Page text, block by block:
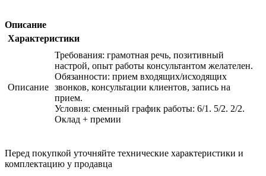
Описание
Характеристики
Описание
Требования: грамотная речь, позитивный
настрой, опыт работы консультантом желателен.
Обязанности: прием входящих/исходящих
звонков, консультации клиентов, запись на
прием.
Условия: сменный график работы: 6/1. 5/2. 2/2.
Оклад + премии
Перед покупкой уточняйте технические характеристики и
комплектацию у продавца